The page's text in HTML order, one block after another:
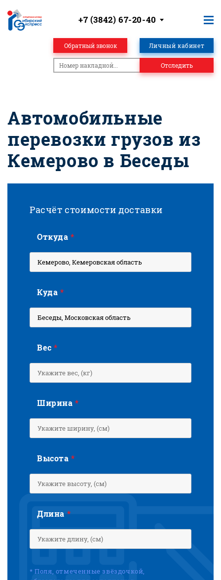
+7 (3842) 67-20-40
Обратный звонок Личный кабинет
Отследить
Автомобильные
перевозки грузов из
Кемерово в Беседы
Расчёт стоимости доставки
Откуда*
Куда *
Вес*
Ширина*
Высота*
Длина *
* Поля, отмеченные звёздочкой,